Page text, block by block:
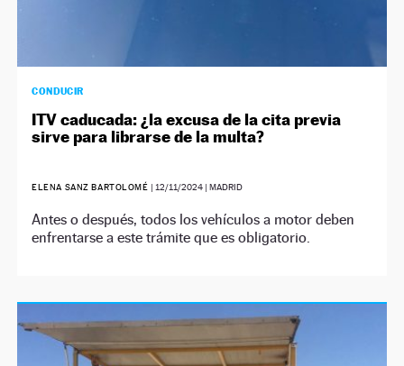
CONDUCIR
ITV caducada: ¿la excusa de la cita previa
sirve para librarse de la multa?
ELENA SANZ BARTOLOMÉ | 12/11/2024| MADRID
Antes o después, todos los vehículos a motor deben
enfrentarse a este trámite que es obligatorio.